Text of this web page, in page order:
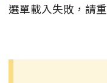
選單載入失敗，請